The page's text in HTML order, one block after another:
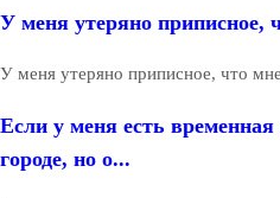
У меня утеряно приписное,
У меня утеряно приписное, что мне
Если у меня есть
городе, но о...